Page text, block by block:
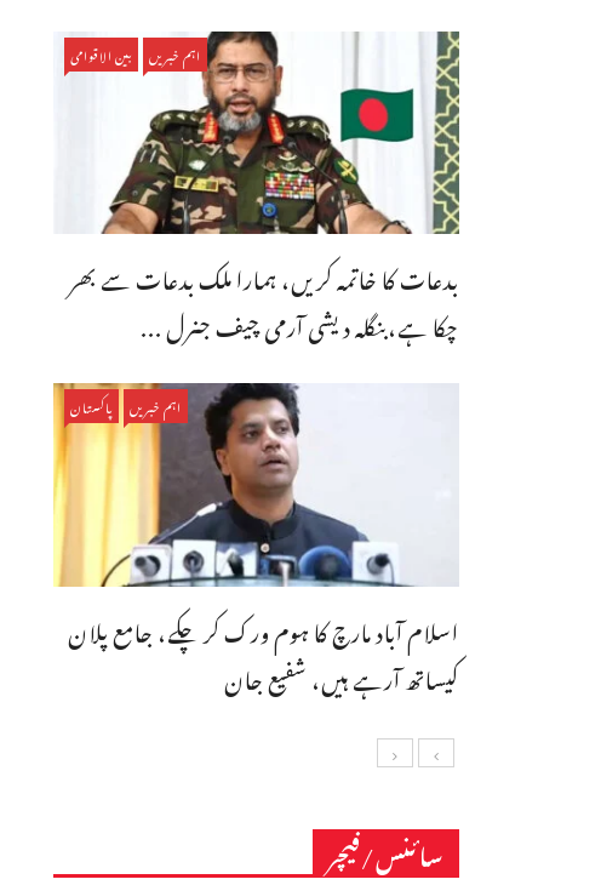
اہم خبریں بین الاقوامی
بدعات کا خاتمہ کریں، ہمارا ملک بدعات سے بھر
چکا ہے،بنگله دیشی آرمی چیف جنرل ...
اہم خبریں پاکستان
اسلام آباد مارچ کا ہوم ورک کر چکے، جامع پلان
کیساتھ آرہے ہیں، شفیع جان
سائنس/فیچر